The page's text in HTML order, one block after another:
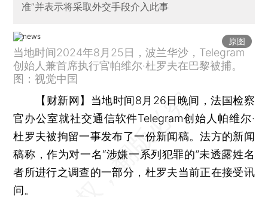
准”并表示将采取外交手段介入此事
原图
当地时间2024年8月25日，波兰华沙，Telegram
创始人兼首席执行官帕维尔·杜罗夫在巴黎被捕。
图：视觉中国
【财新网】 当地时间8月26日晚间，法国检察
官办公室就社交通信软件Telegram创始人帕维尔·
杜罗夫被拘留一事发布了一份新闻稿。法方的新闻
稿称，作为对一名“涉嫌一系列犯罪的”未透露姓名
者所进行之调查的一部分，杜罗夫当前正在接受讯
问。